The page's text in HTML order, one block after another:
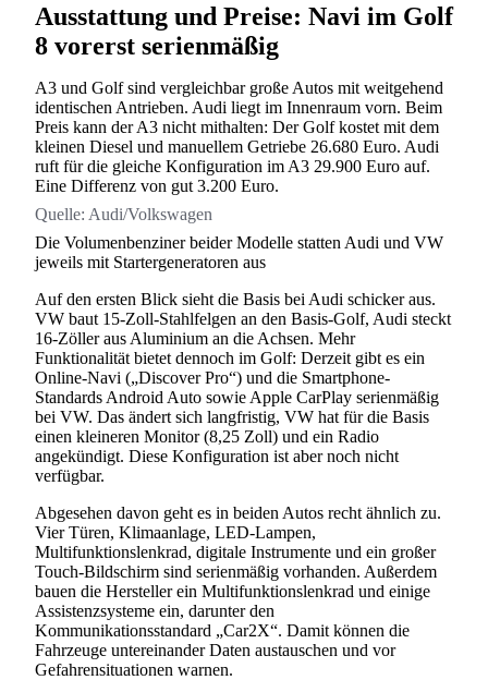
Ausstattung und Preise: Navi im Golf
8 vorerst serienmäßig
A3 und Golf sind vergleichbar große Autos mit weitgehend
identischen Antrieben. Audi liegt im Innenraum vorn. Beim
Preis kann der A3 nicht mithalten: Der Golf kostet mit dem
kleinen Diesel und manuellem Getriebe 26.680 Euro. Audi
ruft für die gleiche Konfiguration im A3 29.900 Euro auf.
Eine Differenz von gut 3.200 Euro.
Quelle: Audi/Volkswagen
Die Volumenbenziner beider Modelle statten Audi und VW
jeweils mit Startergeneratoren aus
Auf den ersten Blick sieht die Basis bei Audi schicker aus.
VW baut 15-Zoll-Stahlfelgen an den Basis-Golf, Audi steckt
16-Zöller aus Aluminium an die Achsen. Mehr
Funktionalität bietet dennoch im Golf: Derzeit gibt es ein
Online-Navi („Discover Pro“) und die Smartphone-
Standards Android Auto sowie Apple CarPlay serienmäßig
bei VW. Das ändert sich langfristig, VW hat für die Basis
einen kleineren Monitor (8,25 Zoll) und ein Radio
angekündigt. Diese Konfiguration ist aber noch nicht
verfügbar.
Abgesehen davon geht es in beiden Autos recht ähnlich zu.
Vier Türen, Klimaanlage, LED-Lampen,
Multifunktionslenkrad, digitale Instrumente und ein großer
Touch-Bildschirm sind serienmäßig vorhanden. Außerdem
bauen die Hersteller ein Multifunktionslenkrad und einige
Assistenzsysteme ein, darunter den
Kommunikationsstandard „Car2X“. Damit können die
Fahrzeuge untereinander Daten austauschen und vor
Gefahrensituationen warnen.